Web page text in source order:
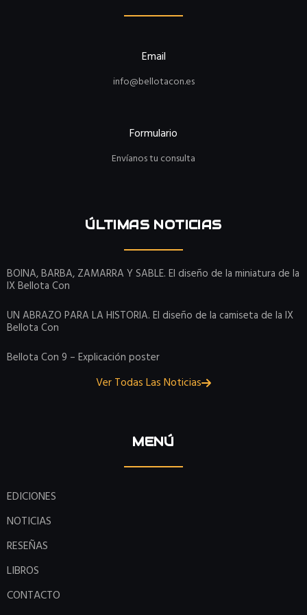
Email
info@bellotacon.es
Formulario
Envíanos tu consulta
ÚLTIMAS NOTICIAS
BOINA, BARBA, ZAMARRA Y SABLE. El diseño de la miniatura de la
IX Bellota Con
UN ABRAZO PARA LA HISTORIA. El diseño de la camiseta de la IX
Bellota Con
Bellota Con 9 – Explicación poster
Ver Todas Las Noticias
MENÚ
EDICIONES
NOTICIAS
RESEÑAS
LIBROS
CONTACTO